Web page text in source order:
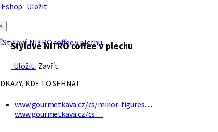
Uložit
Stylové NITRO coffee v plechu
Uložit Zavřít
KDE TO SEHNAT
www.gourmetkava.cz/cs/minor-figures…
www.gourmetkava.cz/cs…